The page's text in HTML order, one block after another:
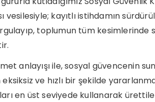
vesilesiyle; kayıtlı istihdamın
toplumun tüm kesimlerinde
anlayışı ile, sosyal güvencenin
eksiksiz ve hızlı bir şekilde
en üst seviyede kullanarak